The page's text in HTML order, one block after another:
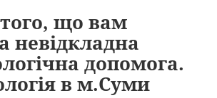
що вам
невідкладна
допомога.
в м.Суми